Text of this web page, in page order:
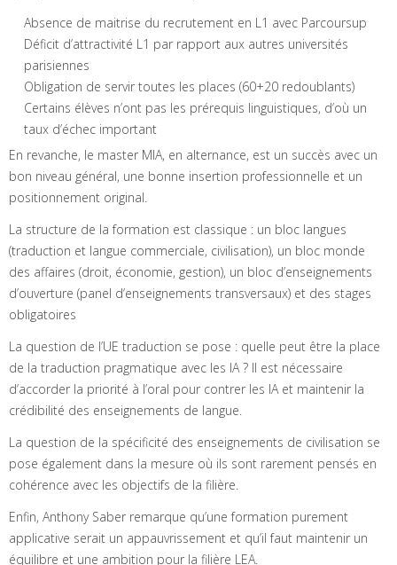
Absence de maitrise du recrutement en L1 avec Parcoursup
Déficit d’attractivité L1 par rapport aux autres universités
parisiennes
Obligation de servir toutes les places (60+20 redoublants)
Certains élèves n’ont pas les prérequis linguistiques, d’où un
taux d’échec important
En revanche, le master MIA, en alternance, est un succès avec un
bon niveau général, une bonne insertion professionnelle et un
positionnement original.
La structure de la formation est classique : un bloc langues
(traduction et langue commerciale, civilisation), un bloc monde
des affaires (droit, économie, gestion), un bloc d’enseignements
d’ouverture (panel d’enseignements transversaux) et des stages
obligatoires
La question de l’UE traduction se pose : quelle peut être la place
de la traduction pragmatique avec les IA ? Il est nécessaire
d’accorder la priorité à l’oral pour contrer les IA et maintenir la
crédibilité des enseignements de langue.
La question de la spécificité des enseignements de civilisation se
pose également dans la mesure où ils sont rarement pensés en
cohérence avec les objectifs de la filière.
Enfin, Anthony Saber remarque qu’une formation purement
applicative serait un appauvrissement et qu’il faut maintenir un
équilibre et une ambition pour la filière LEA.